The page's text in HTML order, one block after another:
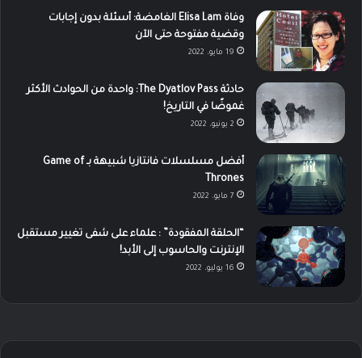
وفاة Elisa Lam الغامضة: أسئلة بدون إجابات
وقضية مفتوحة حتى الآن
19 مايو، 2022
حادثة The Dyatlov Pass: واحدة من الحوادث الأكثر
غموضًا في التاريخ!
2 يونيو، 2022
أفضل مسلسلات فانتازيا شبيهة بـ Game of
Thrones
7 مايو، 2022
“الحلقة المفقودة” : علماء على شفى تغيير مستقبل
الإنترنت والحاسوب إلى الأبد!
16 يوليو، 2022